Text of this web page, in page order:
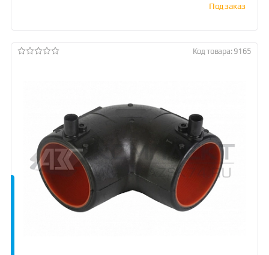
Под заказ
Код товара: 9165